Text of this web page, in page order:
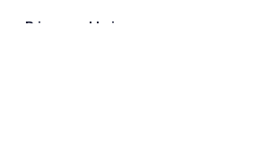
Privacyverklaring